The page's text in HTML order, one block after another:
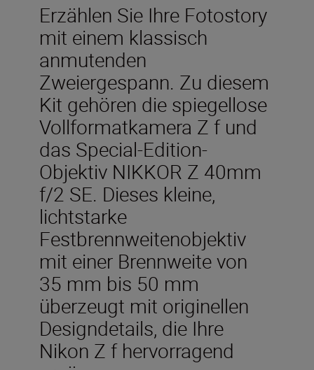
Erzählen Sie Ihre Fotostory
mit einem klassisch
anmutenden
Zweiergespann. Zu diesem
Kit gehören die spiegellose
Vollformatkamera Z f und
das Special-Edition-
Objektiv NIKKOR Z 40mm
f/2 SE. Dieses kleine,
lichtstarke
Festbrennweitenobjektiv
mit einer Brennweite von
35 mm bis 50 mm
überzeugt mit originellen
Designdetails, die Ihre
Nikon Z f hervorragend